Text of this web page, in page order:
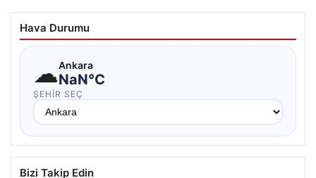
Hava Durumu
☁Ankara
NaN°C
ŞEHIR SEÇ
Bizi Takip Edin